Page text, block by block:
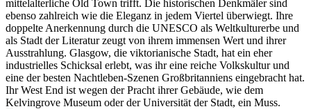
mittelalterliche Old Town trifft. Die historischen Denkmäler sind
ebenso zahlreich wie die Eleganz in jedem Viertel überwiegt. Ihre
doppelte Anerkennung durch die UNESCO als Weltkulturerbe und
als Stadt der Literatur zeugt von ihrem immensen Wert und ihrer
Ausstrahlung. Glasgow, die viktorianische Stadt, hat ein eher
industrielles Schicksal erlebt, was ihr eine reiche Volkskultur und
eine der besten Nachtleben-Szenen Großbritanniens eingebracht hat.
Ihr West End ist wegen der Pracht ihrer Gebäude, wie dem
Kelvingrove Museum oder der Universität der Stadt, ein Muss.